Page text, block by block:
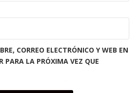
CORREO ELECTRÓNICO Y WEB EN
PARA LA PRÓXIMA VEZ QUE